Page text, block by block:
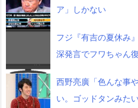
ア」しかない
フジ『有吉の夏休み
深発言でフワちゃん
西野亮廣「色んな事
い。ゴッドタンみた